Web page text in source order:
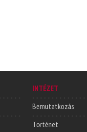
INTÉZET
Bemutatkozás
Történet